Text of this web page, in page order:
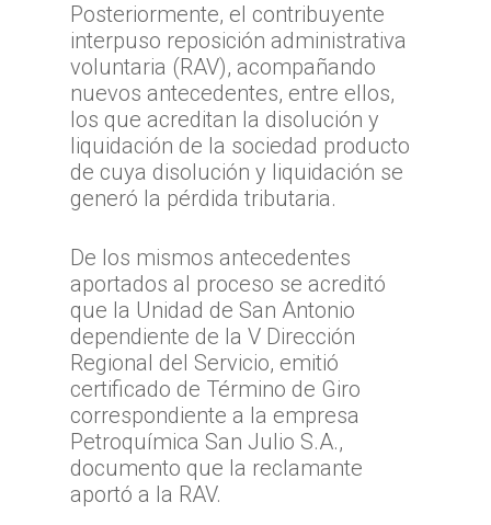
Posteriormente, el contribuyente
interpuso reposición administrativa
voluntaria (RAV), acompañando
nuevos antecedentes, entre ellos,
los que acreditan la disolución y
liquidación de la sociedad producto
de cuya disolución y liquidación se
generó la pérdida tributaria.
De los mismos antecedentes
aportados al proceso se acreditó
que la Unidad de San Antonio
dependiente de la V Dirección
Regional del Servicio, emitió
certificado de Término de Giro
correspondiente a la empresa
Petroquímica San Julio S.A.,
documento que la reclamante
aportó a la RAV.